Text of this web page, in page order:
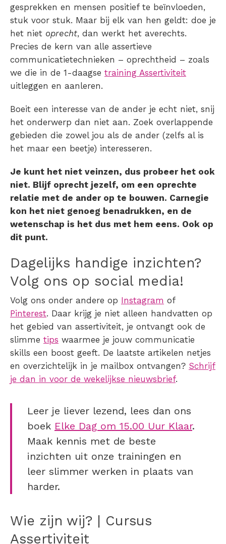
gesprekken en mensen positief te beïnvloeden,
stuk voor stuk. Maar bij elk van hen geldt: doe je
het niet oprecht, dan werkt het averechts.
Precies de kern van alle assertieve
communicatietechnieken – oprechtheid – zoals
we die in de 1-daagse training Assertiviteit
uitleggen en aanleren.
Boeit een interesse van de ander je echt niet, snij
het onderwerp dan niet aan. Zoek overlappende
gebieden die zowel jou als de ander (zelfs al is
het maar een beetje) interesseren.
Je kunt het niet veinzen, dus probeer het ook
niet. Blijf oprecht jezelf, om een oprechte
relatie met de ander op te bouwen. Carnegie
kon het niet genoeg benadrukken, en de
wetenschap is het dus met hem eens. Ook op
dit punt.
Dagelijks handige inzichten?
Volg ons op social media!
Volg ons onder andere op Instagram of
Pinterest. Daar krijg je niet alleen handvatten op
het gebied van assertiviteit, je ontvangt ook de
slimme tips waarmee je jouw communicatie
skills een boost geeft. De laatste artikelen netjes
en overzichtelijk in je mailbox ontvangen? Schrijf
je dan in voor de wekelijkse nieuwsbrief.
Leer je liever lezend, lees dan ons
boek Elke Dag om 15.00 Uur Klaar.
Maak kennis met de beste
inzichten uit onze trainingen en
leer slimmer werken in plaats van
harder.
Wie zijn wij? | Cursus
Assertiviteit